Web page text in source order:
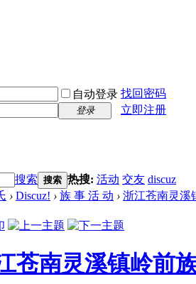
自动登录 找回密码
登录
立即注册
搜索 搜索 热搜: 活动 交友 discuz
› Discuz! › 族 事 活 动 › 浙江苍南灵溪
苍南灵溪镇岭前